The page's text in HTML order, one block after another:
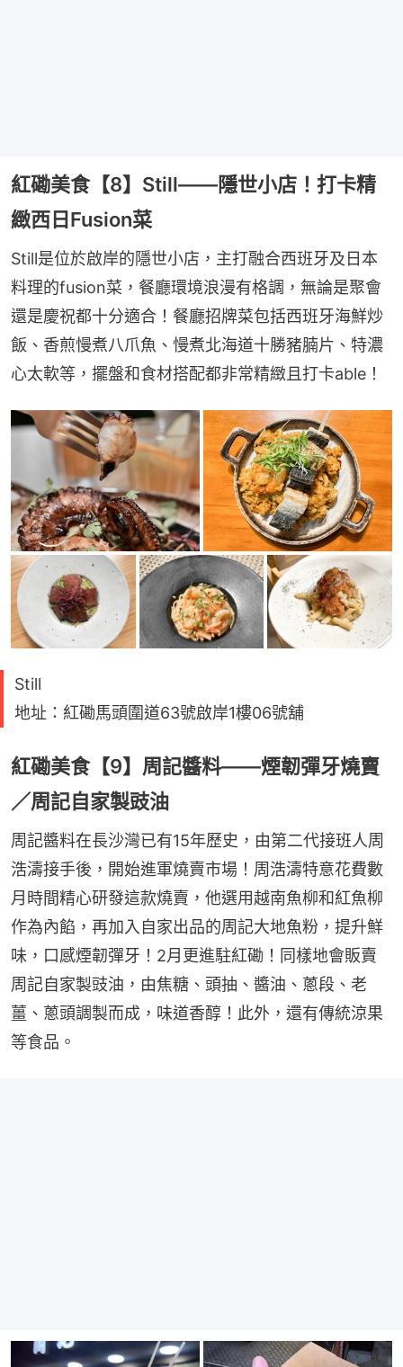
紅磡美食【8】Still——隱世小店！打卡精
緻西日Fusion菜
Still是位於啟岸的隱世小店，主打融合西班牙及日本
料理的fusion菜，餐廳環境浪漫有格調，無論是聚會
還是慶祝都十分適合！餐廳招牌菜包括西班牙海鮮炒
飯、香煎慢煮八爪魚、慢煮北海道十勝豬腩片、特濃
心太軟等，擺盤和食材搭配都非常精緻且打卡able！
Still
地址：紅磡馬頭圍道63號啟岸1樓06號舖
紅磡美食【9】周記醬料——煙韌彈牙燒賣
／周記自家製豉油
周記醬料在長沙灣已有15年歷史，由第二代接班人周
浩濤接手後，開始進軍燒賣市場！周浩濤特意花費數
月時間精心研發這款燒賣，他選用越南魚柳和紅魚柳
作為內餡，再加入自家出品的周記大地魚粉，提升鮮
味，口感煙韌彈牙！2月更進駐紅磡！同樣地會販賣
周記自家製豉油，由焦糖、頭抽、醬油、蔥段、老
薑、蔥頭調製而成，味道香醇！此外，還有傳統涼果
等食品。